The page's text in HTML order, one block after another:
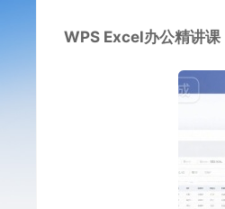
WPS Excel办公精讲